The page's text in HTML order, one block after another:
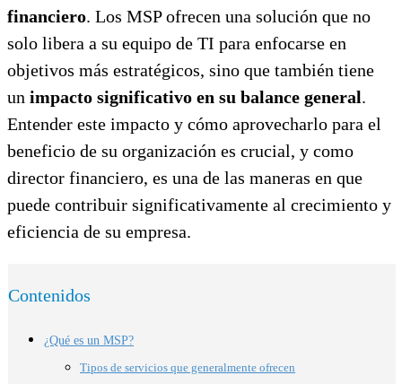
financiero. Los MSP ofrecen una solución que no
solo libera a su equipo de TI para enfocarse en
objetivos más estratégicos, sino que también tiene
un impacto significativo en su balance general.
Entender este impacto y cómo aprovecharlo para el
beneficio de su organización es crucial, y como
director financiero, es una de las maneras en que
puede contribuir significativamente al crecimiento y
eficiencia de su empresa.
Contenidos
¿Qué es un MSP?
Tipos de servicios que generalmente ofrecen